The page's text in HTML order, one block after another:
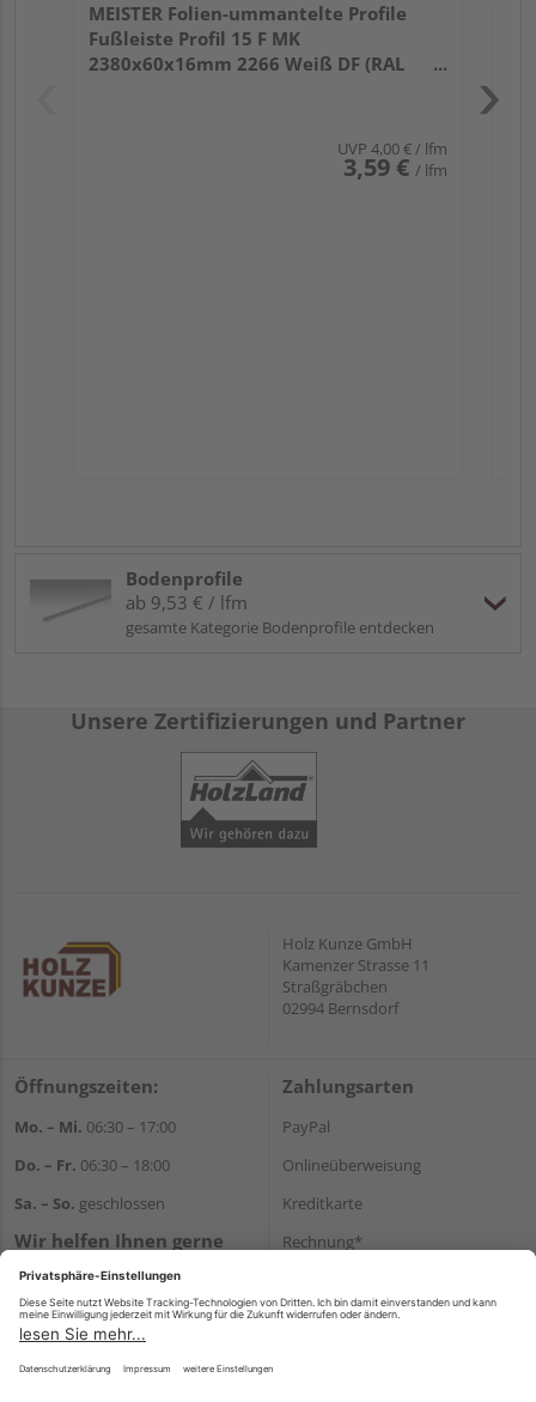
MEISTER Folien-ummantelte Profile
Fußleiste Profil 15 F MK
2380x60x16mm 2266 Weiß DF (RAL
UVP 4,00 €/ lfm
3,59 € / lfm
Bodenprofile
ab 9,53 € / lfm
gesamte Kategorie Bodenprofile entdecken
Unsere Zertifizierungen und Partner
Holz Kunze GmbH
Kamenzer Strasse 11
Straßgräbchen
02994 Bernsdorf
Öffnungszeiten:
Mo. – Mi. 06:30 – 17:00
Do. – Fr. 06:30 – 18:00
Sa. – So. geschlossen
Wir helfen Ihnen gerne
weiter
+49 35723 23123
E-Mail:info@holz-kunze.de
Zahlungsarten
PayPal
Onlineüberweisung
Kreditkarte
Rechnung*
Versand